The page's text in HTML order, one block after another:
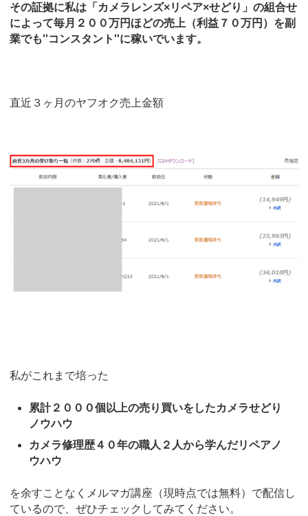
その証拠に私は「カメラレンズ×リペア×せどり」の組合せ
によって毎月２００万円ほどの売上（利益７０万円）を副
業でも''コンスタント''に稼いでいます。
直近３ヶ月のヤフオク売上金額
私がこれまで培った
累計２０００個以上の売り買いをしたカメラせどり
ノウハウ
カメラ修理歴４０年の職人２人から学んだリペアノ
ウハウ
を余すことなくメルマガ講座（現時点では無料）で配信し
ているので、ぜひチェックしてみてください。